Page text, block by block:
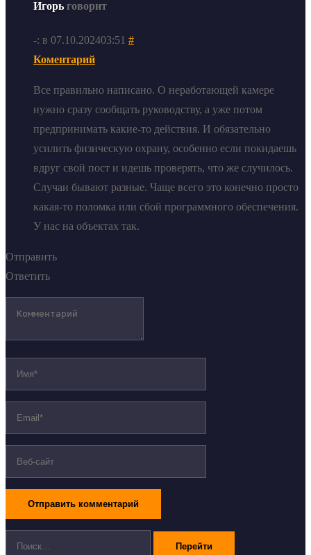
Игорь говорит
-: в 07.10.202403:51 #
Коментарий
Все правильно написано. О неработающей камере
нужно сразу сообщать руководству, а уже потом
предпринимать какие-то действия. И обязательно
усилить физическую охрану, особенно если покидаешь
вдруг свой пост и идешь проверять, что же случилось.
Случаи бывают разные. Чаще всего это конечно просто
какая-то поломка или сбой программного обеспечения.
У нас на объектах так.
Отправить
Ответить